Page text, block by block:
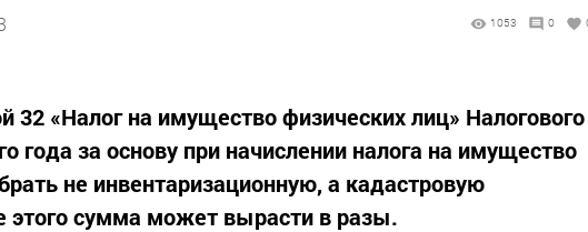
1053 0
32 «Налог на имущество физических лиц» Налогового
года за основу при начислении налога на имущество
не инвентаризационную, а кадастровую
этого сумма может вырасти в разы.